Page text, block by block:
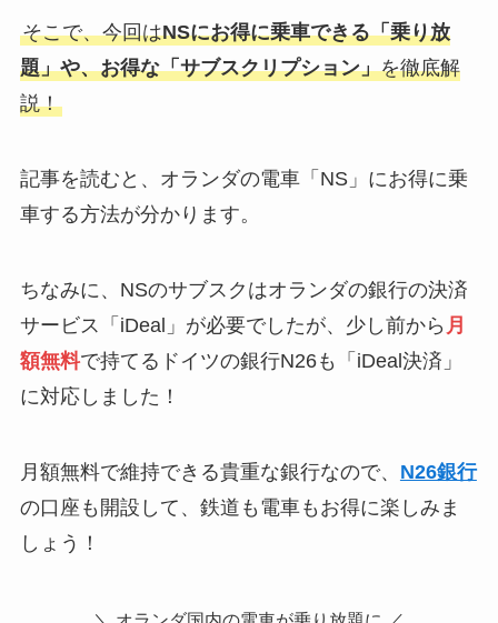
そこで、今回はNSにお得に乗車できる「乗り放
題」や、お得な「サブスクリプション」を徹底解
説！
記事を読むと、オランダの電車「NS」にお得に乗
車する方法が分かります。
ちなみに、NSのサブスクはオランダの銀行の決済
サービス「iDeal」が必要でしたが、少し前から 月
額無料で持てるドイツの銀行N26も「iDeal決済」
に対応しました！
月額無料で維持できる貴重な銀行なので、 N26銀行
の口座も開設して、鉄道も電車もお得に楽しみま
しょう！